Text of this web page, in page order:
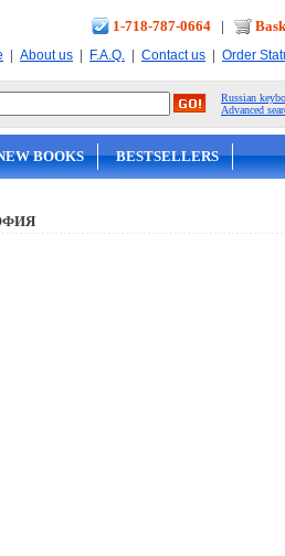
1-718-787-0664 |
| About us | F.A.Q. | Contact us | Order
Russian
Advanced
BOOKS BESTSELLERS